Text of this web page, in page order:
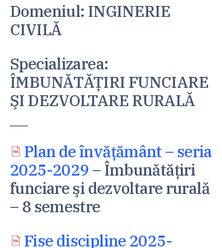
Domeniul: INGINERIE
CIVILĂ
Specializarea:
ÎMBUNĂTĂŢIRI FUNCIARE
ŞI DEZVOLTARE RURALĂ
Plan de învăţământ – seria
2025-2029 –Îmbunătăţiri
funciare şi dezvoltare rurală
– 8 semestre
Fise discipline 2025-